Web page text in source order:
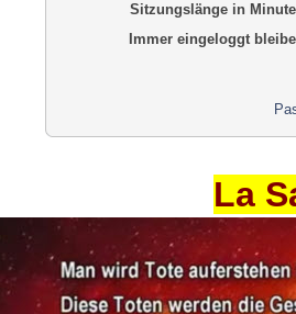
Sitzungslänge in
Immer eingeloggt
La